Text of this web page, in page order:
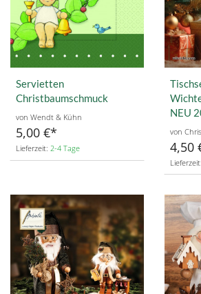
Servietten
Christbaumschmuck
von Wendt & Kühn
5,00 €
Lieferzeit: 2-4 Tage
NEU
von
4,50
Lieferzeit: